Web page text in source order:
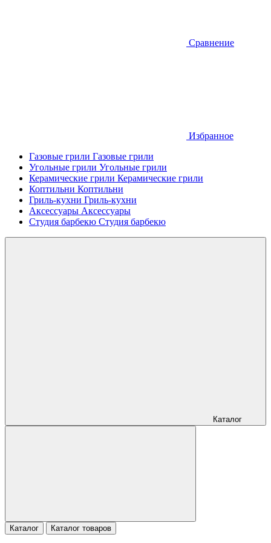
Сравнение
Избранное
Газовые грили Газовые грили
Угольные грили Угольные грили
Керамические грили Керамические грили
Коптильни Коптильни
Гриль-кухни Гриль-кухни
Аксессуары Аксессуары
Студия барбекю Студия барбекю
Каталог
Каталог Каталог товаров